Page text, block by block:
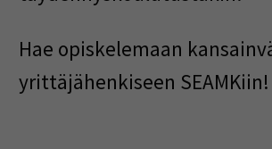
Hae opiskelemaan
yrittäjähenkiseen SEAMKiin!